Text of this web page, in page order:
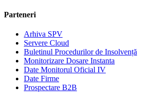
Parteneri
Arhiva SPV
Servere Cloud
Buletinul Procedurilor de Insolvență
Monitorizare Dosare Instanta
Date Monitorul Oficial IV
Date Firme
Prospectare B2B